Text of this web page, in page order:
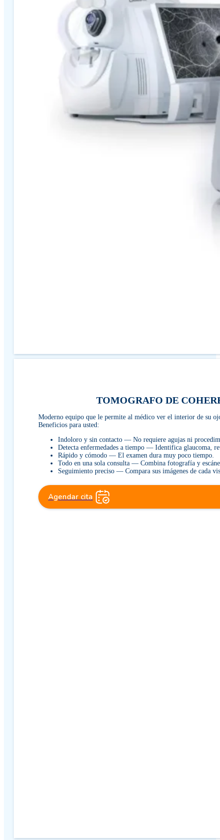
TOMOGRAFO DE
Moderno equipo que le permite al médico ver el interior de su
Beneficios para usted:
Indoloro y sin contacto — No requiere agujas ni
Detecta enfermedades a tiempo — Identifica glaucoma,
Rápido y cómodo — El examen dura muy poco tiempo.
Todo en una sola consulta — Combina fotografía y
Seguimiento preciso — Compara sus imágenes de cada
Agendar cita